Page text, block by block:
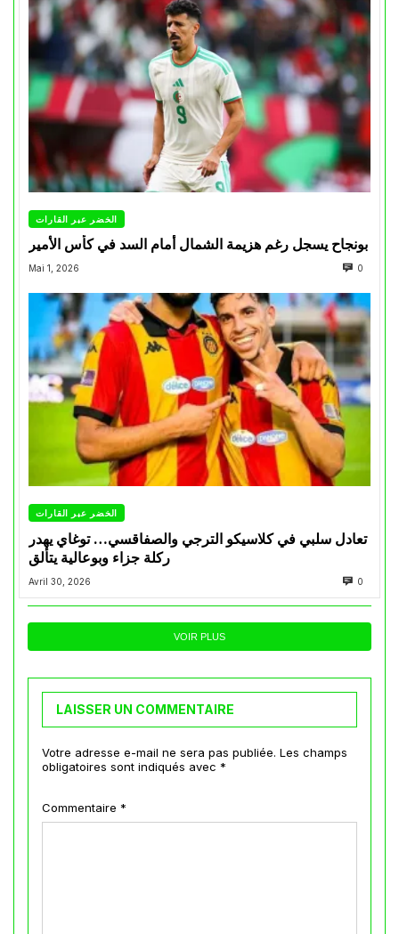
الخضر عبر القارات
بونجاح يسجل رغم هزيمة الشمال أمام السد في كأس الأمير
Mai 1, 2026 0
الخضر عبر القارات
تعادل سلبي في كلاسيكو الترجي والصفاقسي… توغاي يهدر
ركلة جزاء وبوعالية يتألق
Avril 30, 2026 0
VOIR PLUS
LAISSER UN COMMENTAIRE
Votre adresse e-mail ne sera pas publiée. Les champs
obligatoires sont indiqués avec *
Commentaire *